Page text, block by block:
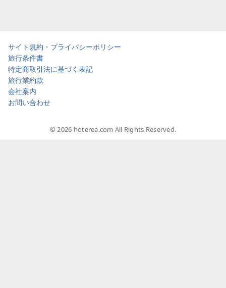
サイト規約・プライバシーポリシー
旅行条件書
特定商取引法に基づく表記
旅行業約款
会社案内
お問い合わせ
© 2026 hoterea.com All Rights Reserved.